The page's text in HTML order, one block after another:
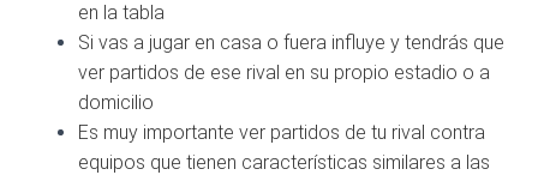
en la tabla
Si vas a jugar en casa o fuera influye y tendrás que
ver partidos de ese rival en su propio estadio o a
domicilio
Es muy importante ver partidos de tu rival contra
equipos que tienen características similares a las